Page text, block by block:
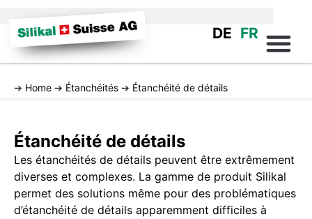
DE FR
➔ Home ➔ Étanchéités ➔ Étanchéité de détails
Étanchéité de détails
Les étanchéités de détails peuvent être extrêmement
diverses et complexes. La gamme de produit Silikal
permet des solutions même pour des problématiques
d’étanchéité de détails apparemment difficiles à